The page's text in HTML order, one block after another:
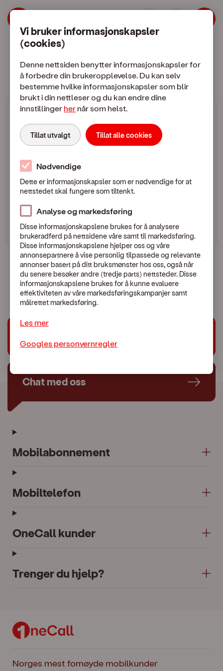
Hopp til meny
Hopp til hovedinnhold| OneCall
Mobilabonnement
Mobilpriser
Fra Norge til utlandet
Mobilpriser når du ringer eller sender SMS / MMS
En uventet feil skjedde.
Vennligst kontakt Kundeservice:479 44 444
Chat med oss
Mobilabonnement
Mobiltelefon
OneCall kunder
Trenger du hjelp?
Norges mest fornøyde mobilkunder
Vi bruker informasjonskapsler
(cookies)
Denne nettsiden benytter informasjonskapsler for
å forbedre din brukeropplevelse. Du kan selv
bestemme hvilke informasjonskapsler som blir
brukt i din nettleser og du kan endre dine
innstillinger her når som helst.
Tillat utvalgt Tillat alle cookies
Nødvendige
Dette er informasjonskapsler som er nødvendige for at
nettstedet skal fungere som tiltenkt.
Analyse og markedsføring
Disse informasjonskapslene brukes for å analysere
brukeradferd på nettsidene våre samt til markedsføring.
Disse informasjonskapslene hjelper oss og våre
annonsepartnere å vise personlig tilpassede og relevante
annonser basert på ditt bruksmønster hos oss, også når
du senere besøker andre (tredje parts) nettsteder. Disse
informasjonskapslene brukes for å kunne evaluere
effektiviteten av våre markedsføringskampanjer samt
målrettet markedsføring.
Les mer
Googles personvernregler